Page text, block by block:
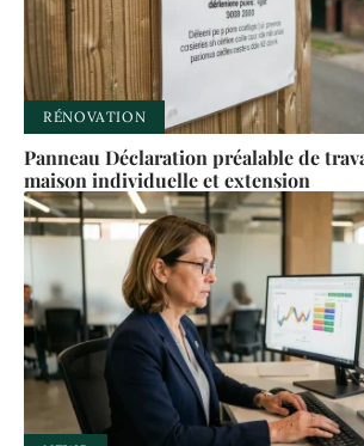
RÉNOVATION
Panneau Déclaration préalable de
maison individuelle et extension